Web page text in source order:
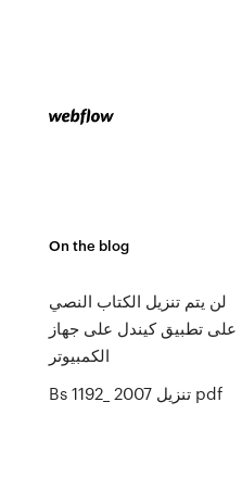
On the blog
لن يتم تنزيل الكتاب النصي
على تطبيق كيندل على جهاز
الكمبيوتر
Bs 1192_ 2007 تنزيل pdf